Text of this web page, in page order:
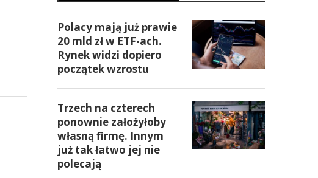
Polacy mają już prawie
20 mld zł w ETF-ach.
Rynek widzi dopiero
początek wzrostu
Trzech na czterech
ponownie założyłoby
własną firmę. Innym
już tak łatwo jej nie
polecają